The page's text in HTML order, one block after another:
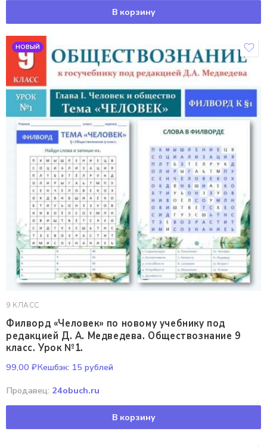
В корзину
НОВЫЙ
9 КЛАСС
Филворд «Человек» по новому учебнику под
редакцией Д. А. Медведева. Обществознание 9
класс. Урок №1.
99,00 ₽Кешбэк: 15 рублей
Продавец: 24obuch.ru
В корзину